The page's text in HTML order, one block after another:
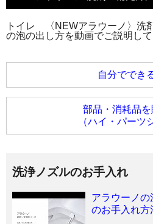
トイレ 〈NEWアラウーノ〉洗
の泡の出し方を動画でご説明して
自分ででき
部品・消耗品を
（ハイ・パーツ
洗浄ノズルのお手入れ
アラウーノ
のお手入れ方